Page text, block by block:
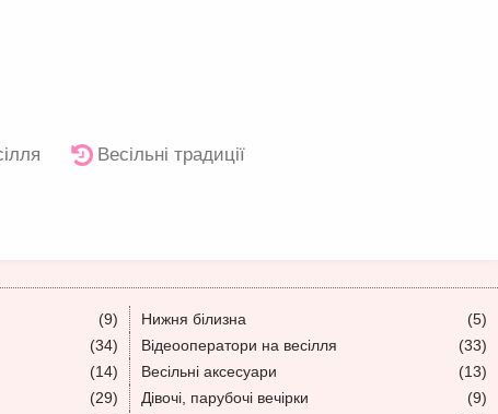
Весільні традиції
(9) Нижня білизна
(5)
(34) Відеооператори на весілля
(33)
(14) Весільні аксесуари
(13)
(29) Дівочі, парубочі вечірки
(9)